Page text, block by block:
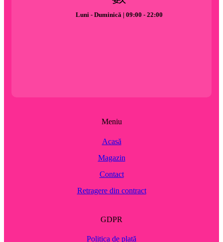
Luni - Duminică | 09:00 - 22:00
Meniu
Acasă
Magazin
Contact
Retragere din contract
GDPR
Politica de plată